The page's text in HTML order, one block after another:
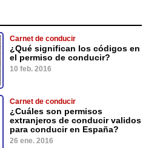
Carnet de conducir
¿Qué significan los códigos en
el permiso de conducir?
10 feb. 2016
Carnet de conducir
¿Cuáles son permisos
extranjeros de conducir validos
para conducir en España?
26 ene. 2016